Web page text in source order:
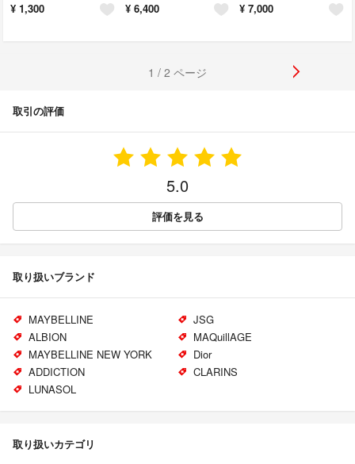
¥ 1,300 ¥ 6,400 ¥ 7,000
1 / 2 ページ
取引の評価
5.0
評価を見る
取り扱いブランド
MAYBELLINE
JSG
ALBION
MAQuillAGE
MAYBELLINE NEW YORK
Dior
ADDICTION
CLARINS
LUNASOL
取り扱いカテゴリ